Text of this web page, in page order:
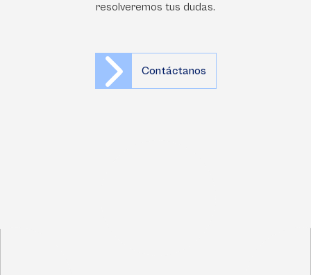
resolveremos tus dudas.
Contáctanos